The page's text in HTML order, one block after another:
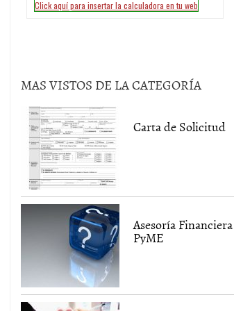
MAS VISTOS DE LA CATEGORÍA
Carta de Solicitud
Asesoría Financiera
PyME